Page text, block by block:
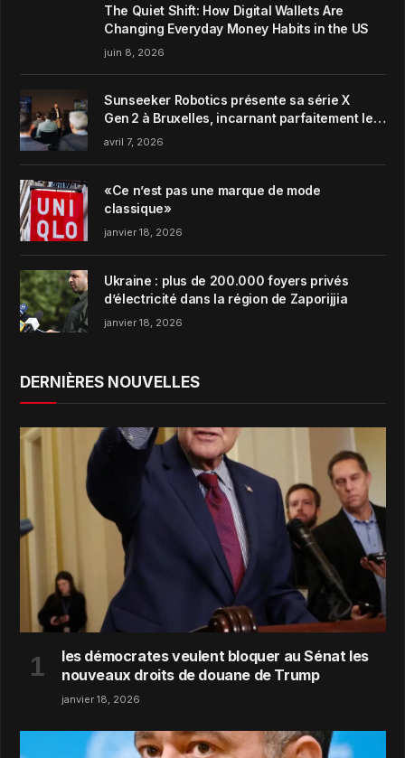
The Quiet Shift: How Digital Wallets Are
Changing Everyday Money Habits in the US
juin 8, 2026
Sunseeker Robotics présente sa série X
Gen 2 à Bruxelles, incarnant parfaitement le
concept de Garden Harmony de la marque
avril 7, 2026
«Ce n’est pas une marque de mode
classique»
janvier 18, 2026
Ukraine : plus de 200.000 foyers privés
d’électricité dans la région de Zaporijjia
janvier 18, 2026
DERNIÈRES NOUVELLES
les démocrates veulent bloquer au Sénat les
nouveaux droits de douane de Trump
janvier 18, 2026